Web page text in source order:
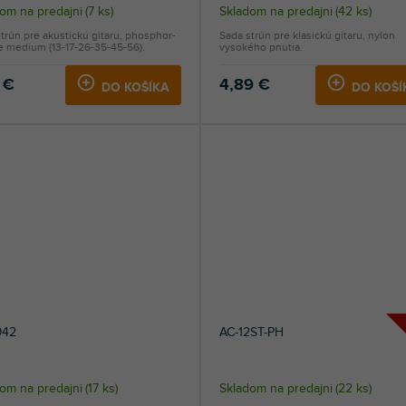
na predajni (7 ks)
€ DO KOŠÍKA
pre akustickú gitaru, phosphor-
medium (13-17-26-35-45-56).
Skladom na predajni (42 ks)
4,89 € DO
Sada strún pre klasickú gitaru, nylon
vysokého pnutia.
na predajni (17 ks)
AC-12ST-PH
Skladom na predajni (22 ks)